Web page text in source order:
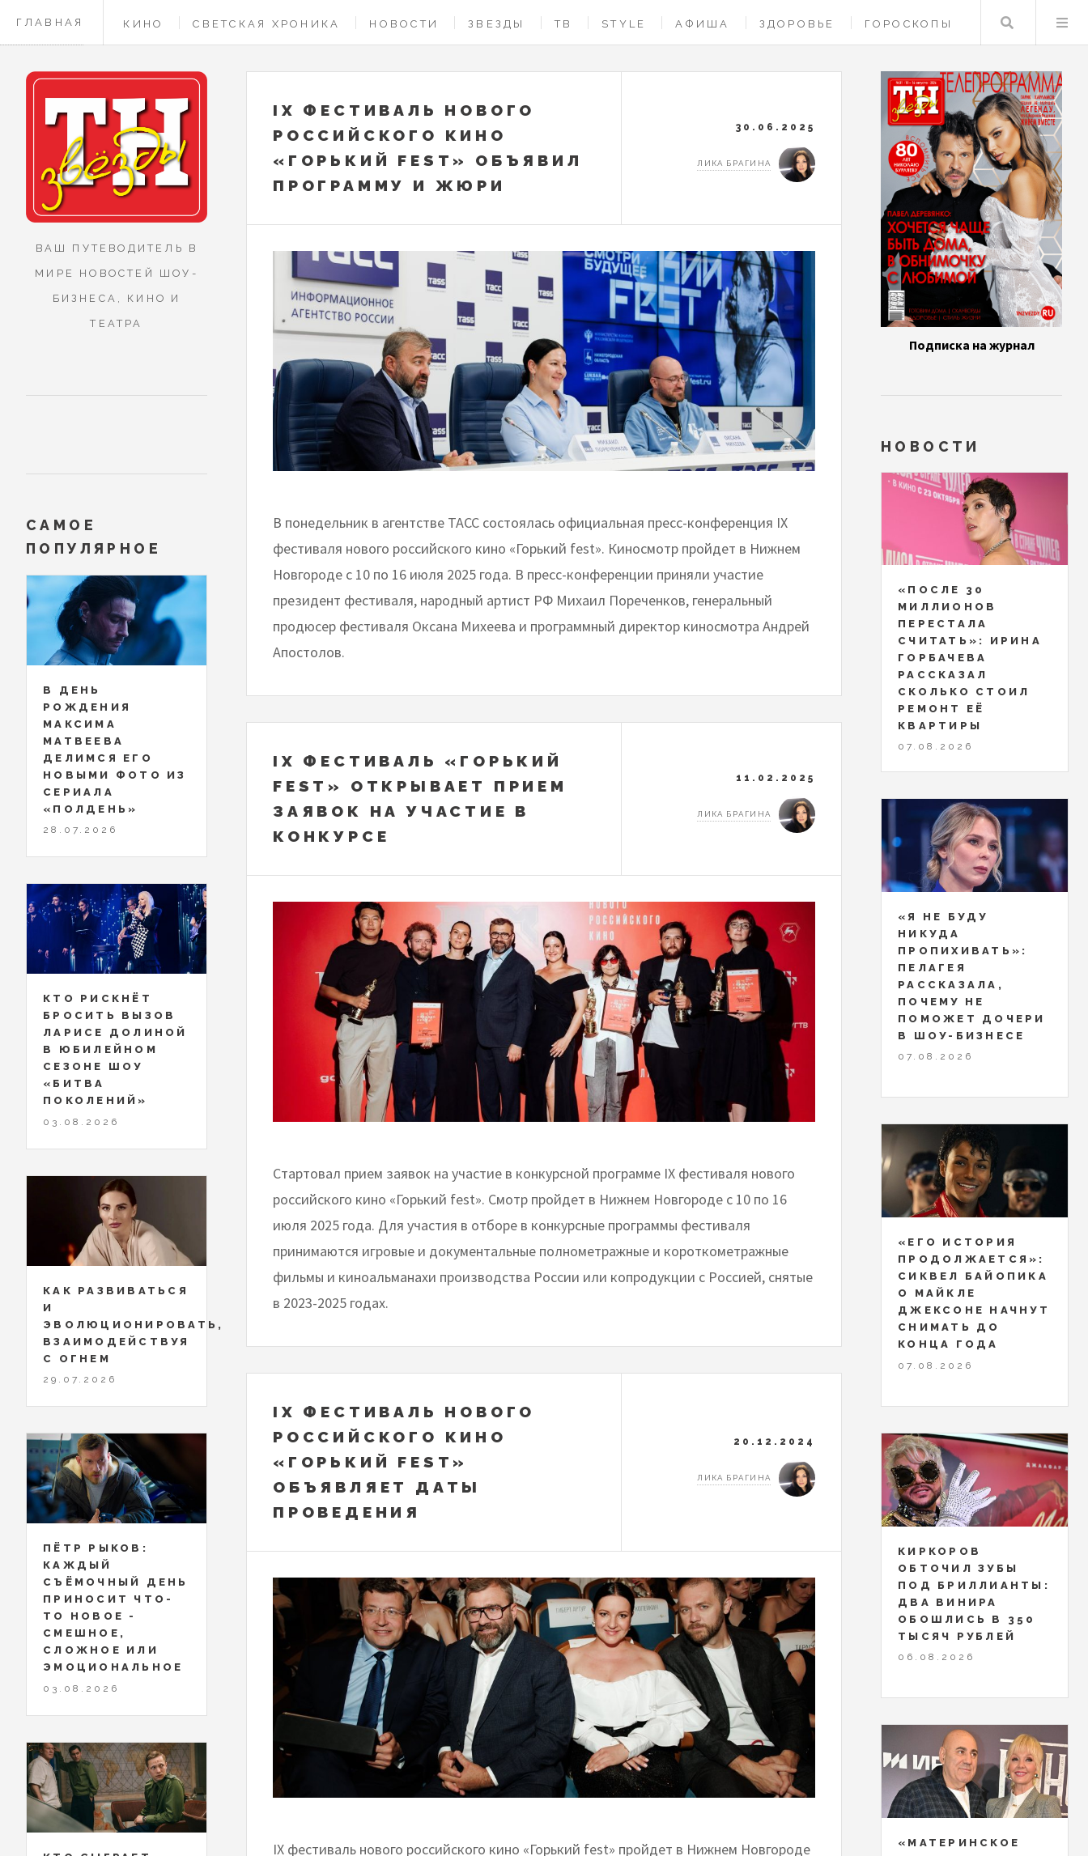
ГЛАВНАЯ КИНО СВЕТСКАЯ ХРОНИКА НОВОСТИ ЗВЕЗДЫ ТВ STYLE АФИША ЗДОРОВЬЕ ГОРОСКОПЫ
КОНТАКТЫ
Поиск
IX ФЕСТИВАЛЬ НОВОГО
РОССИЙСКОГО КИНО
«ГОРЬКИЙ FEST» ОБЪЯВИЛ
ПРОГРАММУ И ЖЮРИ
30.06.2025
ЛИКА БРАГИНА
В понедельник в агентстве ТАСС состоялась официальная пресс-конференция IX
фестиваля нового российского кино «Горький fest». Киносмотр пройдет в Нижнем
Новгороде с 10 по 16 июля 2025 года. В пресс-конференции приняли участие
президент фестиваля, народный артист РФ Михаил Пореченков, генеральный
продюсер фестиваля Оксана Михеева и программный директор киносмотра Андрей
Апостолов.
IX ФЕСТИВАЛЬ «ГОРЬКИЙ
FEST» ОТКРЫВАЕТ ПРИЕМ
ЗАЯВОК НА УЧАСТИЕ В
КОНКУРСЕ
11.02.2025
ЛИКА БРАГИНА
Стартовал прием заявок на участие в конкурсной программе IX фестиваля нового
российского кино «Горький fest». Смотр пройдет в Нижнем Новгороде с 10 по 16
июля 2025 года. Для участия в отборе в конкурсные программы фестиваля
принимаются игровые и документальные полнометражные и короткометражные
фильмы и киноальманахи производства России или копродукции с Россией, снятые
в 2023-2025 годах.
IX ФЕСТИВАЛЬ НОВОГО
РОССИЙСКОГО КИНО
«ГОРЬКИЙ FEST»
ОБЪЯВЛЯЕТ ДАТЫ
ПРОВЕДЕНИЯ
20.12.2024
ЛИКА БРАГИНА
IX фестиваль нового российского кино «Горький fest» пройдет в Нижнем Новгороде
ВАШ ПУТЕВОДИТЕЛЬ В
МИРЕ НОВОСТЕЙ ШОУ-
БИЗНЕСА, КИНО И
ТЕАТРА
САМОЕ
ПОПУЛЯРНОЕ
В ДЕНЬ
РОЖДЕНИЯ
МАКСИМА
МАТВЕЕВА
ДЕЛИМСЯ ЕГО
НОВЫМИ ФОТО ИЗ
СЕРИАЛА
«ПОЛДЕНЬ»
28.07.2026
КТО РИСКНЁТ
БРОСИТЬ ВЫЗОВ
ЛАРИСЕ ДОЛИНОЙ
В ЮБИЛЕЙНОМ
СЕЗОНЕ ШОУ
«БИТВА
ПОКОЛЕНИЙ»
03.08.2026
КАК РАЗВИВАТЬСЯ
И
ЭВОЛЮЦИОНИРОВАТЬ,
ВЗАИМОДЕЙСТВУЯ
С ОГНЕМ
29.07.2026
ПЁТР РЫКОВ:
КАЖДЫЙ
СЪЁМОЧНЫЙ ДЕНЬ
ПРИНОСИТ ЧТО-
ТО НОВОЕ -
СМЕШНОЕ,
СЛОЖНОЕ ИЛИ
ЭМОЦИОНАЛЬНОЕ
03.08.2026
Подписка на журнал
НОВОСТИ
«ПОСЛЕ 30
МИЛЛИОНОВ
ПЕРЕСТАЛА
СЧИТАТЬ»: ИРИНА
ГОРБАЧЕВА
РАССКАЗАЛ
СКОЛЬКО СТОИЛ
РЕМОНТ ЕЁ
КВАРТИРЫ
07.08.2026
«Я НЕ БУДУ
НИКУДА
ПРОПИХИВАТЬ»:
ПЕЛАГЕЯ
РАССКАЗАЛА,
ПОЧЕМУ НЕ
ПОМОЖЕТ ДОЧЕРИ
В ШОУ-БИЗНЕСЕ
07.08.2026
«ЕГО ИСТОРИЯ
ПРОДОЛЖАЕТСЯ»:
СИКВЕЛ БАЙОПИКА
О МАЙКЛЕ
ДЖЕКСОНЕ НАЧНУТ
СНИМАТЬ ДО
КОНЦА ГОДА
07.08.2026
КИРКОРОВ
ОБТОЧИЛ ЗУБЫ
ПОД БРИЛЛИАНТЫ:
ДВА ВИНИРА
ОБОШЛИСЬ В 350
ТЫСЯЧ РУБЛЕЙ
06.08.2026
«МАТЕРИНСКОЕ